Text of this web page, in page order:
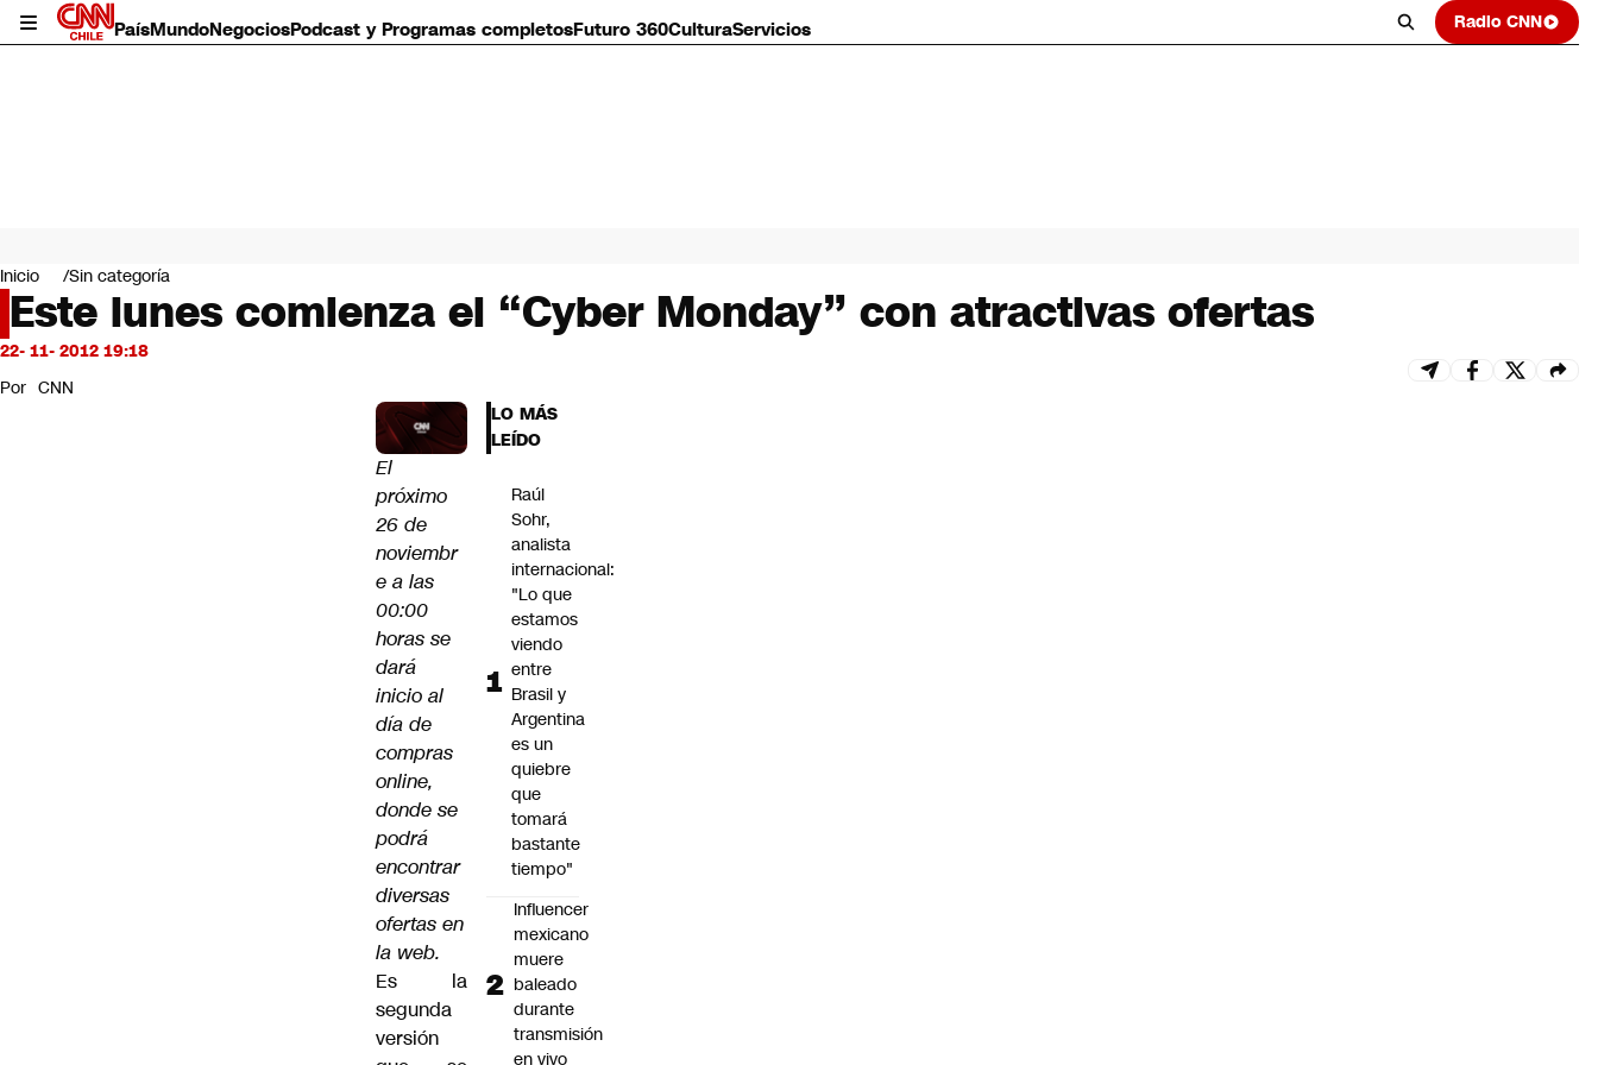
PaísMundoNegociosPodcast y Programas completosFuturo 360CulturaServicios Radio CNN
Mundo
Negocios
Deportes
Programas completos
Servicios
Inicio Sin categoría
Este lunes comienza el “Cyber Monday” con atractivas ofertas
22- 11- 2012 19:18
Por CNN
El
próximo
26 de
noviembr
e a las
00:00
horas se
dará
inicio al
día de
compras
online,
donde se
podrá
encontrar
diversas
ofertas en
la web.
Es la
segunda
versión
LO MÁS
LEÍDO
Raúl
Sohr,
analista
internacional:
"Lo que
estamos
viendo
entre
Brasil y
Argentina
es un
quiebre
que
tomará
bastante
tiempo"
Influencer
mexicano
muere
baleado
durante
transmisión
en vivo